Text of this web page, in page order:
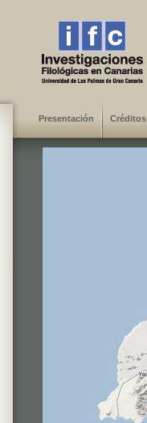
Presentación Créditos